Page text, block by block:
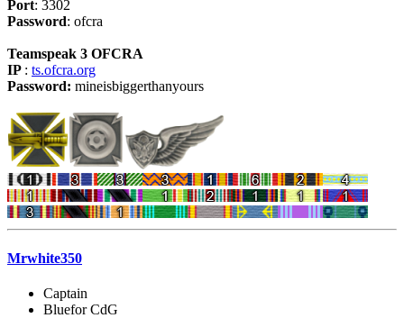
Port: 3302
Password: ofcra
Teamspeak 3 OFCRA
IP : ts.ofcra.org
Password: mineisbiggerthanyours
Mrwhite350
Captain
Bluefor CdG